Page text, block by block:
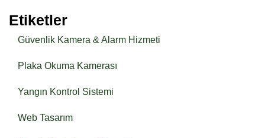
Etiketler
Güvenlik Kamera & Alarm Hizmeti
Plaka Okuma Kamerası
Yangın Kontrol Sistemi
Web Tasarım